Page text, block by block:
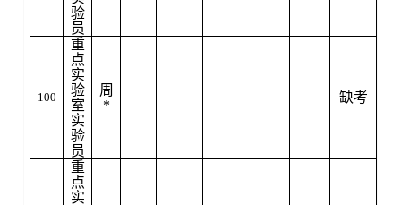
验
员
100
重
点
实
验
室
实
验
员
周
*
缺考
重
点
实